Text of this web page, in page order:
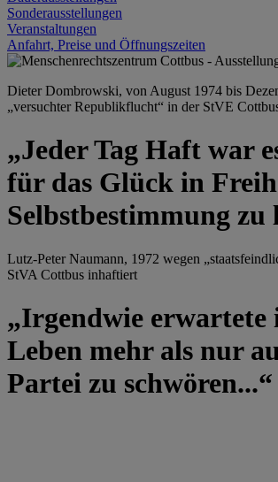
Sonderausstellungen
Veranstaltungen
Anfahrt, Preise und Öffnungszeiten
Dieter Dombrowski, von August 1974 bis
„versuchter Republikflucht“ in der StVE
„Jeder Tag Haft war
für das Glück in
Selbstbestimmung zu
Lutz-Peter Naumann, 1972 wegen
StVA Cottbus inhaftiert
„Irgendwie erwartete
Leben mehr als nur
Partei zu schwören...“